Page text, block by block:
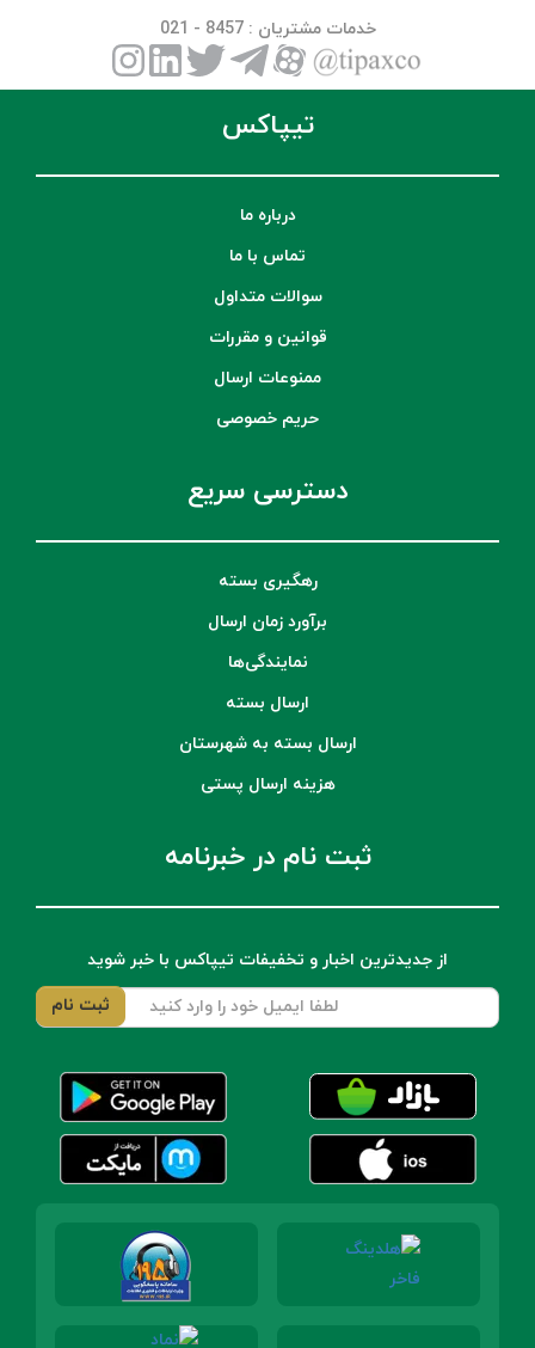
خدمات مشتریان : 8457 - 021
تیپاکس
درباره ما
تماس با ما
سوالات متداول
قوانین و مقررات
ممنوعات ارسال
حریم خصوصی
دسترسی سریع
رهگیری بسته
برآورد زمان ارسال
نمایندگی‌ها
ارسال بسته
ارسال بسته به شهرستان
هزینه ارسال پستی
ثبت نام در خبرنامه
از جدیدترین اخبار و تخفیفات تیپاکس با خبر شوید